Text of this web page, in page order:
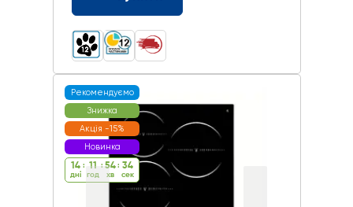
Рекомендуємо
Знижка
Акція -15%
Новинка
14
дні
: 11
год
: 54
хв
: 33
cек